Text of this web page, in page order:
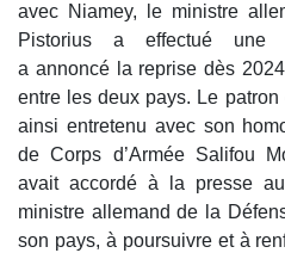
avec Niamey, le ministre
Pistorius a effectué
a annoncé la reprise dès
entre les deux pays. Le patron
ainsi entretenu avec son
de Corps d’Armée Salifou
avait accordé à la presse
ministre allemand de la
son pays, à poursuivre et à